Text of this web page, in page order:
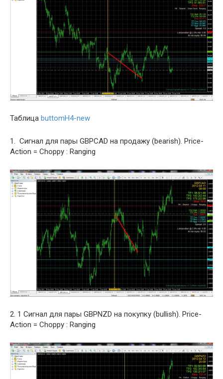
Таблица buttomH4-new
1. Сигнал для пары GBPCAD на продажу (bearish). Price-
Action = Choppy : Ranging
2. 1 Сигнал для пары GBPNZD на покупку (bullish). Price-
Action = Choppy : Ranging